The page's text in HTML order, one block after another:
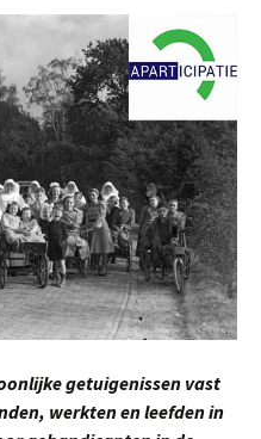
getuigenissen vast
werkten en leefden in